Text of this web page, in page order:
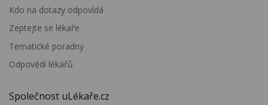
Kdo na dotazy odpovídá
Zeptejte se lékaře
Tematické poradny
Odpovědi lékařů
Společnost uLékaře.cz